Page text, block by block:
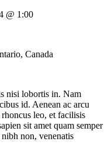
@ 1:00
Canada
nisi lobortis in. Nam
id. Aenean ac arcu
leo, et facilisis
sit amet quam semper
non, venenatis